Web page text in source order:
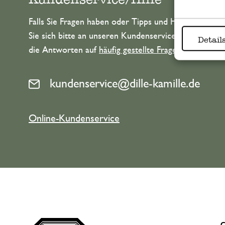
Falls Sie Fragen haben oder Tipps und Hilfe
Sie sich bitte an unseren Kundenservice. Oder lesen
die Antworten auf häufig gestellte Fragen .
kundenservice@dille-kamille.de
Online-Kundenservice